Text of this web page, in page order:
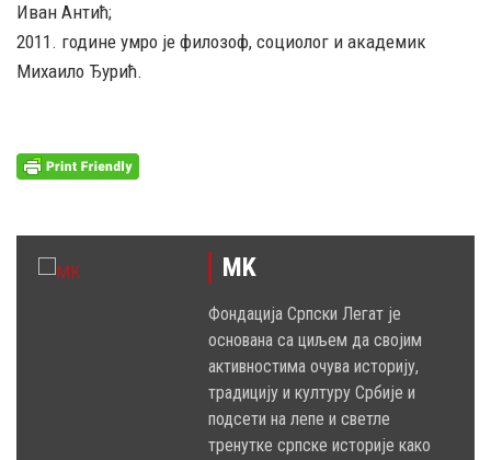
Иван Антић;
2011. године умро је филозоф, социолог и академик
Михаило Ђурић.
MK
Фондација Српски Легат је
основана са циљем да својим
активностима очува историју,
традицију и културу Србије и
подсети на лепе и светле
тренутке српске историје како